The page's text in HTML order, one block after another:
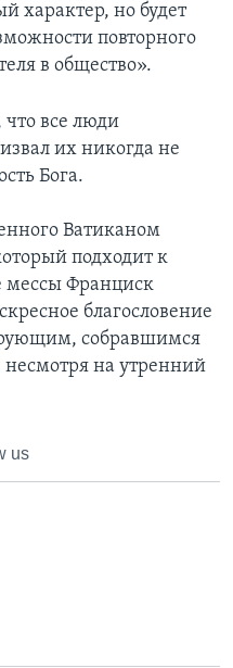
характер, но будет
повторного
в общество».
все люди
их никогда не
Бога.
Ватиканом
подходит к
мессы Франциск
благословение
собравшимся
на утренний
us